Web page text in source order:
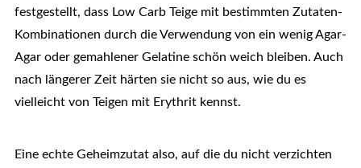
festgestellt, dass Low Carb Teige mit bestimmten Zutaten-
Kombinationen durch die Verwendung von ein wenig Agar-
Agar oder gemahlener Gelatine schön weich bleiben. Auch
nach längerer Zeit härten sie nicht so aus, wie du es
vielleicht von Teigen mit Erythrit kennst.
Eine echte Geheimzutat also, auf die du nicht verzichten